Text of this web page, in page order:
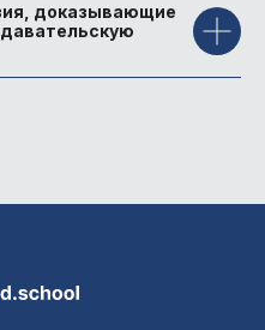
доказывающие